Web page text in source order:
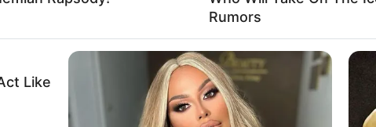
ígérkezik a nyugdíjasok számára, ám február
havi nyugdíj mellé megérkezik a 13. havi nyugdíj teljes
Rumors
Like